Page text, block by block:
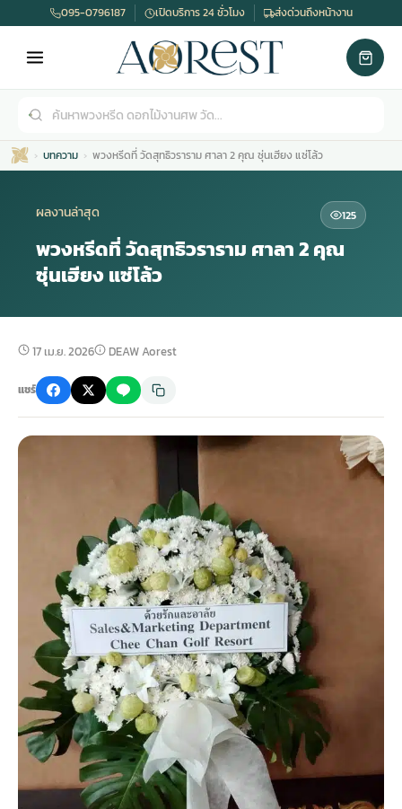
ดอกไม้หน้าศพ
จัดดอกไม้หน้าศพ
ดอกไม้หน้าโลง
จัดดอกไม้หน้ารูป
จัดดอกไม้หน้าโลง
ดอกไม้ศพ
ดอกไม้งานศพ ส่งด่วน
พวงหรีด กรุงเทพ
สั่งพวงหรีด
พวงหรีดปทุม
พวงหรีดพระราม 2
พวงหรีด ปากคลองตลาด
พวงหรีดราคาถูก
พวงหรีดดอกไม้สด
มรุสีขาว
ไม้หน้าเมรุ
มรุ กรุงเทพ
ม้หน้าเมรุ
มรุ ราคาถูก
ม้หน้าเมรุ
ไม้งานแต่ง
ไม้งานแต่ง ราคาถูก
ไม้งานแต่ง กรุงเทพ
ดอกไม้งานแต่ง
ไม้งานแต่ง แบบสวยๆ
พวงหรีดพัดลม
พวงหรีดพัดลม ราคาถูก
พวงหรีดพัดลม กรุงเทพ
สั่งพวงหรีดพัดลม
ร้านพวงหรีดพัดลม
พวงหรีดพัดลม ปากคลองตลาด
พวงหรีดพัดลม แบบสวยๆ
รับจัดงานศพ
รับจัดงานศพ ครบวงจร
รับจัดงานศพ กรุงเทพ
ค่าใช้จ่ายจัดงานศพ
จัดงานศพ วัด
ขั้นตอนจัดงานศพ
จัดงานศพ ราคาถูก
095-0796187 เปิดบริการ 24 ชั่วโมง ส่งด่วนถึงหน้างาน
บทความ พวงหรีดที่ วัดสุทธิวราราม ศาลา 2 คุณ ซุ่นเฮียง แซ่โล้ว
ผลงานล่าสุด 125
พวงหรีดที่ วัดสุทธิวราราม ศาลา 2 คุณ
ซุ่นเฮียง แซ่โล้ว
17 เม.ย. 2026 DEAW Aorest
แชร์